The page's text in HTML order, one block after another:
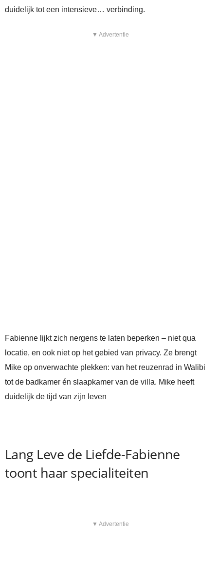
duidelijk tot een intensieve… verbinding.
▼ Advertentie
Fabienne lijkt zich nergens te laten beperken – niet qua
locatie, en ook niet op het gebied van privacy. Ze brengt
Mike op onverwachte plekken: van het reuzenrad in Walibi
tot de badkamer én slaapkamer van de villa. Mike heeft
duidelijk de tijd van zijn leven
Lang Leve de Liefde-Fabienne
toont haar specialiteiten
▼ Advertentie